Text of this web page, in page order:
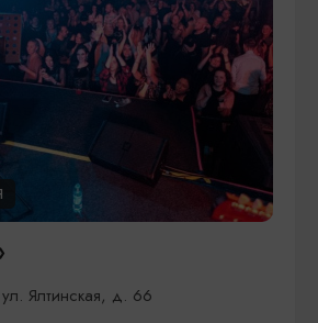
Ялтинская, д. 66